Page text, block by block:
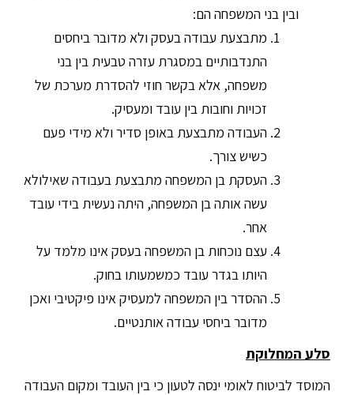
ובין בני המשפחה הם:
מתבצעת עבודה בעסק ולא מדובר ביחסים
התנדבותיים במסגרת עזרה טבעית בין בני
משפחה, אלא בקשר חוזי להסדרת מערכת של
זכויות וחובות בין עובד ומעסיק.
העבודה מתבצעת באופן סדיר ולא מידי פעם
כשיש צורך.
העסקת בן המשפחה מתבצעת בעבודה שאילולא
עשה אותה בן המשפחה, היתה נעשית בידי עובד
אחר.
עצם נוכחות בן המשפחה בעסק אינו מלמד על
היותו בגדר עובד כמשמעותו בחוק.
ההסדר בין המשפחה למעסיק אינו פיקטיבי ואכן
מדובר ביחסי עבודה אותנטיים.
סלע המחלוקת
המוסד לביטוח לאומי ינסה לטעון כי בין העובד ומקום העבודה